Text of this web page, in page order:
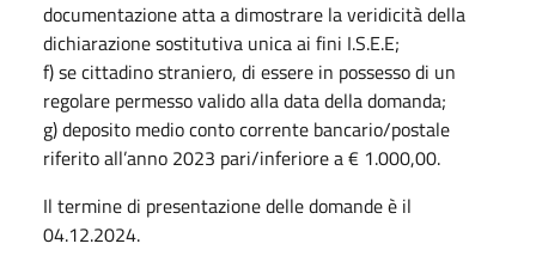
documentazione atta a dimostrare la veridicità della
dichiarazione sostitutiva unica ai fini I.S.E.E;
f) se cittadino straniero, di essere in possesso di un
regolare permesso valido alla data della domanda;
g) deposito medio conto corrente bancario/postale
riferito all’anno 2023 pari/inferiore a € 1.000,00.
Il termine di presentazione delle domande è il
04.12.2024.